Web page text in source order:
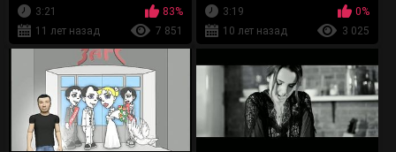
3:21
83%
11 лет назад
7 851
3:19
0%
10 лет назад
3 025